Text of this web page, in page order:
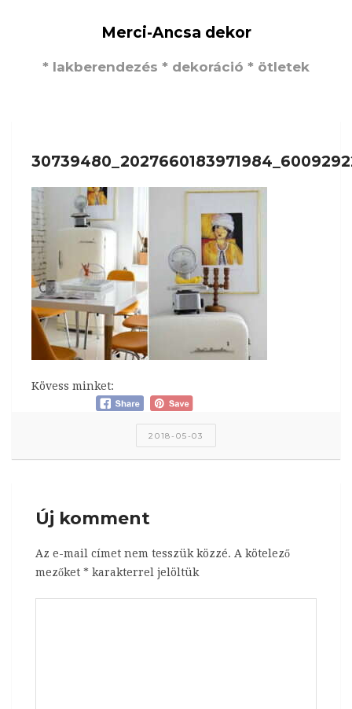
Merci-Ancsa dekor
* lakberendezés * dekoráció * ötletek
Kövess minket:
2018-05-03
Új komment
Az e-mail címet nem tesszük közzé. A kötelező
mezőket * karakterrel jelöltük